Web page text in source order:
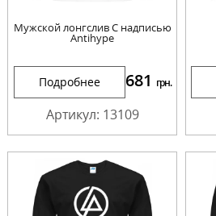
Мужской лонгслив С надписью
Antihype
Подробнее 681 грн.
Артикул: 13109